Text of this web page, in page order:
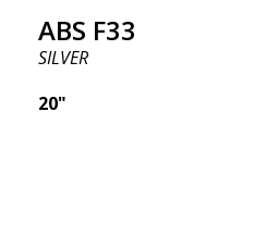
ABS F33
SILVER
20"